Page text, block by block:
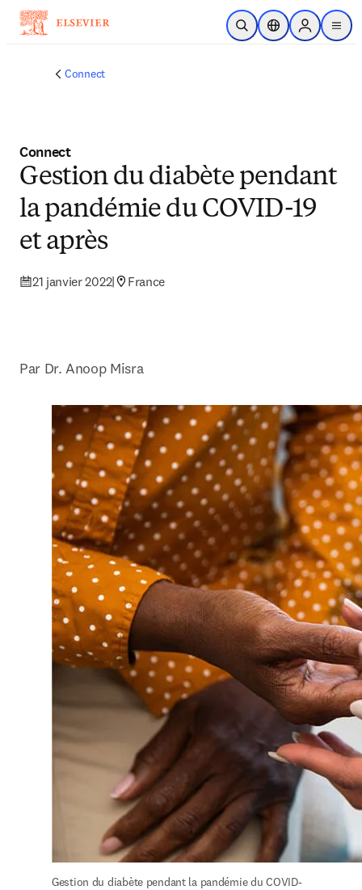
Passer au contenu principal
Ouvrir la recherche
Sélecteur de
Sign in to
menu
Connect
Connect
Gestion du diabète pendant
la pandémie du COVID-19
et après
21 janvier 2022| France
Par Dr. Anoop Misra
Gestion du diabète pendant la pandémie du COVID-